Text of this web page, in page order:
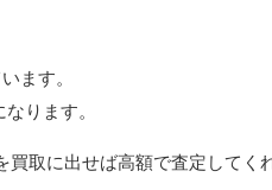
ます。
ります。
買取に出せば高額で査定してく